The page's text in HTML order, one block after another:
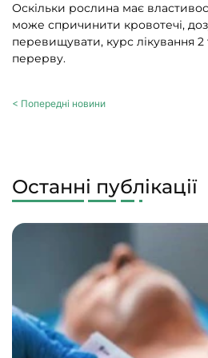
Оскільки рослина має
може спричинити кровотечі,
перевищувати, курс лікування 2
перерву.
< Попередні новини
Останні публікації